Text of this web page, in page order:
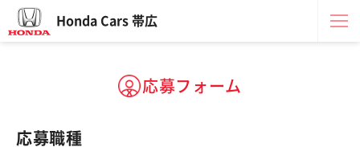
Honda Cars 帯広
応募フォーム
応募職種